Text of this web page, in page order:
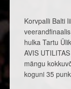
Korvpalli Balti
hulka Tartu
AVIS
mängu
koguni 35